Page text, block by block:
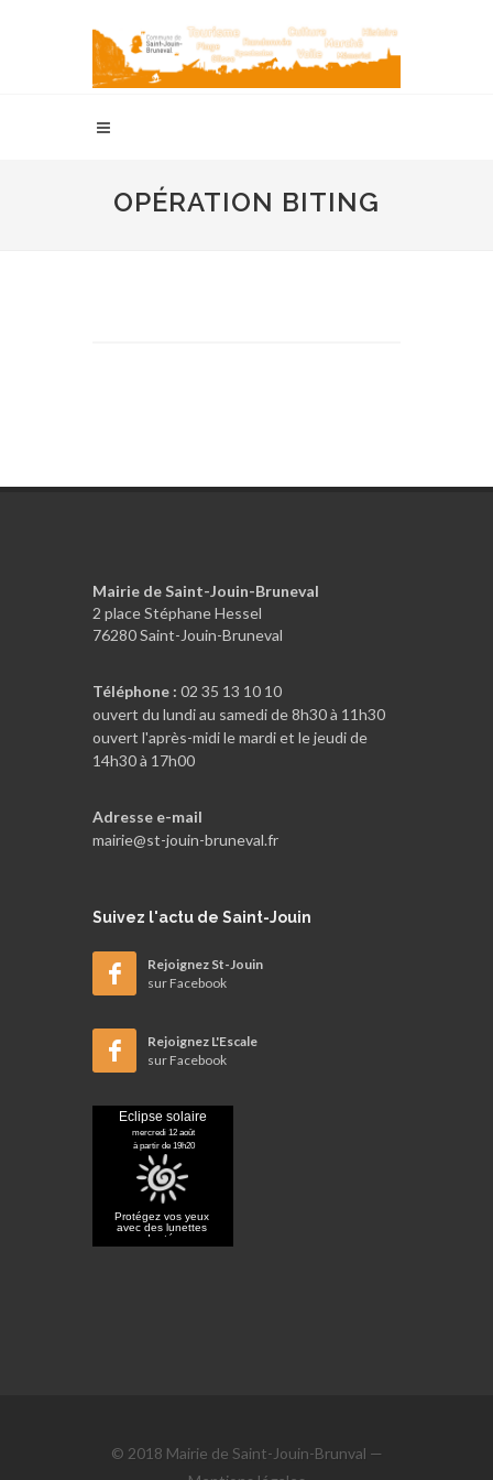
OPÉRATION BITING
Mairie de Saint-Jouin-Bruneval
2 place Stéphane Hessel
76280 Saint-Jouin-Bruneval
Téléphone : 02 35 13 10 10
ouvert du lundi au samedi de 8h30 à 11h30
ouvert l'après-midi le mardi et le jeudi de
14h30 à 17h00
Adresse e-mail
mairie@st-jouin-bruneval.fr
Suivez l'actu de Saint-Jouin
Rejoignez St-Jouin
sur Facebook
Rejoignez L'Escale
sur Facebook
© 2018 Mairie de Saint-Jouin-Brunval —